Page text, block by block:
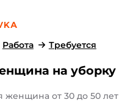
Работа Требуется
на уборку
женщина от 30 до 50 лет